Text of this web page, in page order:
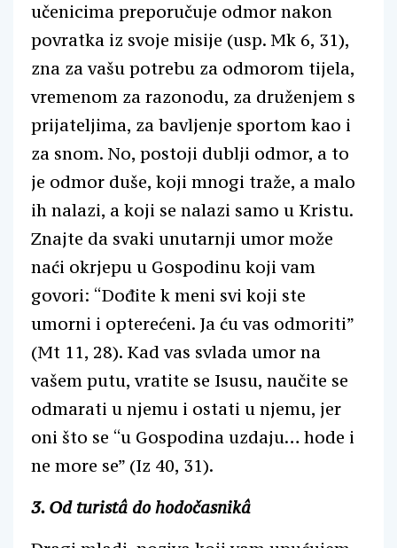
učenicima preporučuje odmor nakon
povratka iz svoje misije (usp. Mk 6, 31),
zna za vašu potrebu za odmorom tijela,
vremenom za razonodu, za druženjem s
prijateljima, za bavljenje sportom kao i
za snom. No, postoji dublji odmor, a to
je odmor duše, koji mnogi traže, a malo
ih nalazi, a koji se nalazi samo u Kristu.
Znajte da svaki unutarnji umor može
naći okrjepu u Gospodinu koji vam
govori: “Dođite k meni svi koji ste
umorni i opterećeni. Ja ću vas odmoriti”
(Mt 11, 28). Kad vas svlada umor na
vašem putu, vratite se Isusu, naučite se
odmarati u njemu i ostati u njemu, jer
oni što se “u Gospodina uzdaju… hode i
ne more se” (Iz 40, 31).
3. Od turistâ do hodočasnikâ